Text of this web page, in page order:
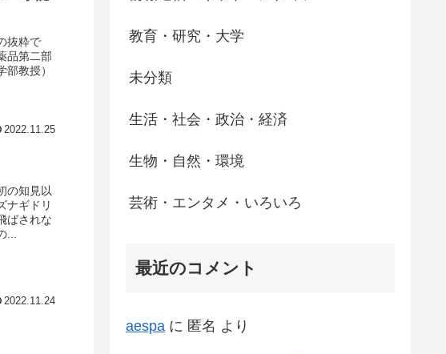
抜粋で
品第二部
教授）
2022.11.25
の知見以
ナギドリ
ばされな
2022.11.24
教育・研究・大学
未分類
生活・社会・政治・経済
生物・自然・環境
芸術・エンタメ・いろいろ
最近のコメント
aespa に 匿名 より